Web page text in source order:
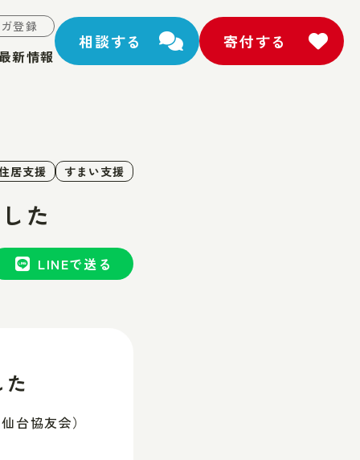
登録
新情報
相談する 寄付する
居支援 すまい支援
た
LINEで送る
台協友会）